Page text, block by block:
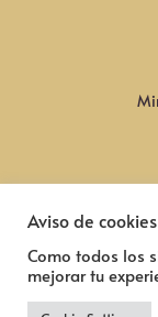
Aviso de cookies
Como todos los
mejorar tu